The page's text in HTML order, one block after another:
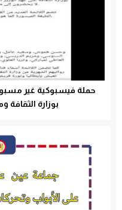
حملة فيسبوكية غير
بوزارة